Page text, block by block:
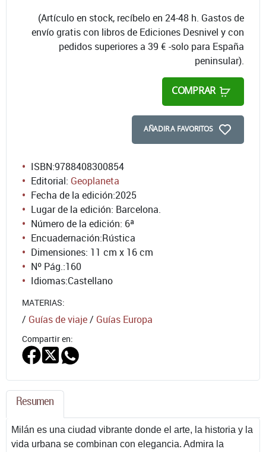
(Artículo en stock, recíbelo en 24-48 h. Gastos de
envío gratis con libros de Ediciones Desnivel y con
pedidos superiores a 39 € -solo para España
peninsular).
COMPRAR
AÑADIR A FAVORITOS
ISBN:9788408300854
Editorial: Geoplaneta
Fecha de la edición:2025
Lugar de la edición: Barcelona.
Número de la edición: 6ª
Encuadernación:Rústica
Dimensiones: 11 cm x 16 cm
Nº Pág.:160
Idiomas:Castellano
MATERIAS:
/ Guías de viaje/ Guías Europa
Compartir en:
Resumen
Milán es una ciudad vibrante donde el arte, la historia y la
vida urbana se combinan con elegancia. Admira la